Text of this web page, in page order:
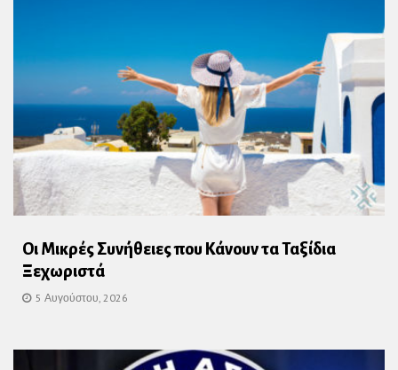
Οι Μικρές Συνήθειες που Κάνουν τα Ταξίδια
Ξεχωριστά
5 Αυγούστου, 2026